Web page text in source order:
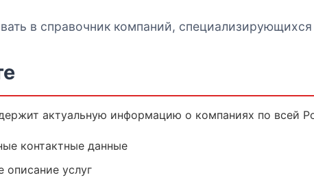
в справочник компаний, специализирующихся
актуальную информацию о компаниях по всей
контактные данные
описание услуг